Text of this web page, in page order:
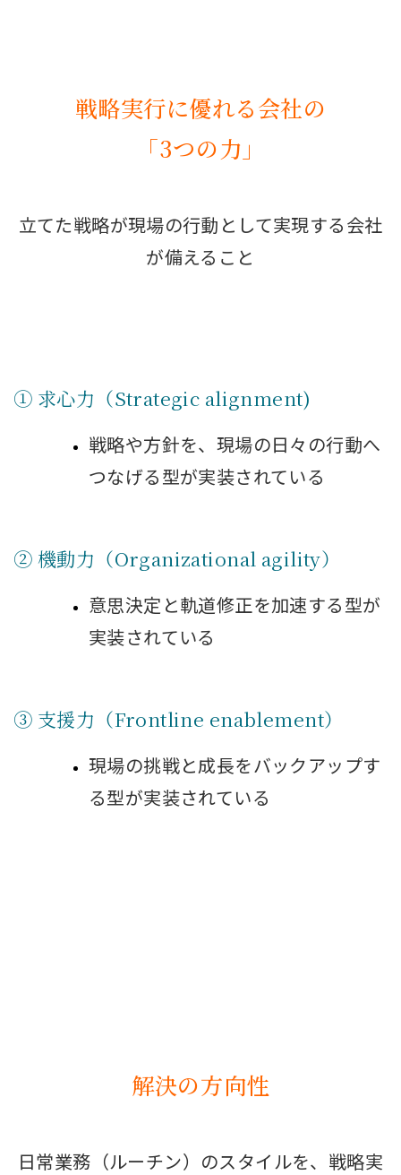
戦略実行に優れる会社の
「3つの力」
立てた戦略が現場の行動として実現する会社
が備えること
① 求心力（Strategic alignment)
戦略や方針を、現場の日々の行動へ
つなげる型が実装されている
② 機動力（Organizational agility）
意思決定と軌道修正を加速する型が
実装されている
③ 支援力（Frontline enablement）
現場の挑戦と成長をバックアップす
る型が実装されている
解決の方向性
日常業務（ルーチン）のスタイルを、戦略実